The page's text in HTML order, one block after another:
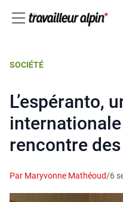
SOCIÉTÉ
L’espéranto,
rencontre
Par Maryvonne Mathéoud/6